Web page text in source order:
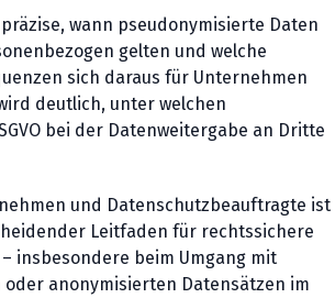
wann pseudonymisierte Daten
gelten und welche
sich daraus für Unternehmen
deutlich, unter welchen
bei der Datenweitergabe an Dritte
und Datenschutzbeauftragte ist
Leitfaden für rechtssichere
insbesondere beim Umgang mit
anonymisierten Datensätzen im